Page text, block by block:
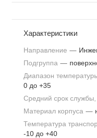
Характеристики
Направление —
Подгруппа —
Диапазон
0 до +35
Средний срок службы,
Материал корпуса —
Температура
-10 до +40